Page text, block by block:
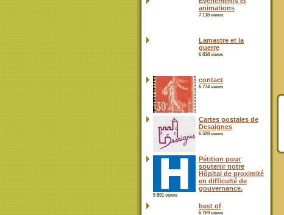
animations
7 115 views
Lamastre et la
guerre
6 818 views
contact
6 774 views
Cartes postales de
Desaignes
6 528 views
Pétition pour
soutenir notre
Hôpital de proximité
en difficulté de
gouvernance.
5 891 views
best of
5 769 views